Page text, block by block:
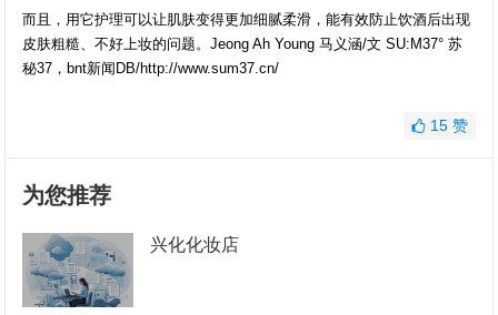
而且，用它护理可以让肌肤变得更加细腻柔滑，能有效防止饮酒后出现
皮肤粗糙、不好上妆的问题。Jeong Ah Young 马义涵/文 SU:M37° 苏
秘37，bnt新闻DB/http://www.sum37.cn/
15 赞
为您推荐
兴化化妆店